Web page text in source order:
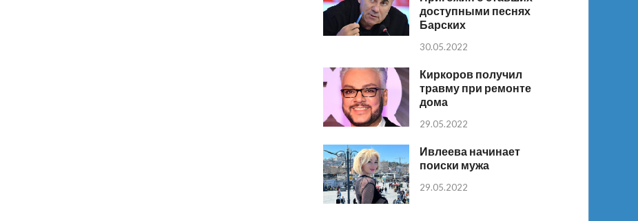
доступными песнях
Барских
30.05.2022
Киркоров получил
травму при ремонте
дома
29.05.2022
Ивлеева начинает
поиски мужа
29.05.2022